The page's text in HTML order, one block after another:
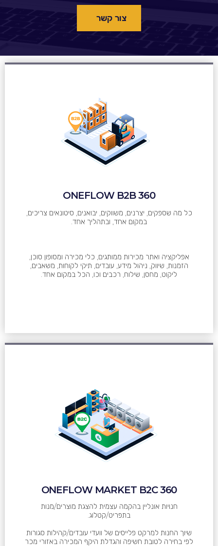
צור קשר
ONEFLOW B2B 360
כל מה שספקים, יצרנים, משווקים, יבואנים, סיטונאים צריכים,
במקום אחד, ובתהליך אחד.
אפליקציה ואתר מכירות ממותגים, כלי מכירה ומסופון סוכן,
הזמנות, שיווק, ניהול מידע, עובדים, תיקי לקוחות, משאבים,
ליקוט, מחסן, שילוח, רכבים וכו, הכל במקום אחד.
ONEFLOW MARKET B2C 360
חנויות אונליין בהקמה עצמית להצגת מוצרים/מנות
בתפריט/קטלוג.
שיוך החנות למרקט פלייסים של וועדי עובדים/קהילות סגורות
לפי בחירה לטובת חשיפה והגדלת היקף המכירה באזורי מכר